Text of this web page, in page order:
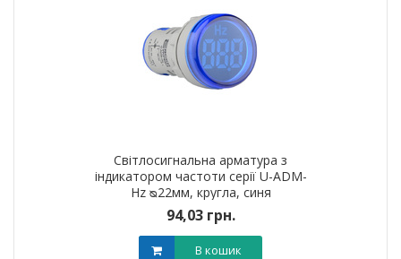
Світлосигнальна арматура з
індикатором частоти серії U-ADM-
Hz ᴓ22мм, кругла, синя
94,03 грн.
В кошик